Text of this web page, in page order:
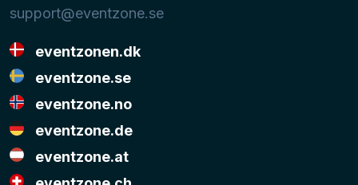
support@eventzone.se
eventzonen.dk
eventzone.se
eventzone.no
eventzone.de
eventzone.at